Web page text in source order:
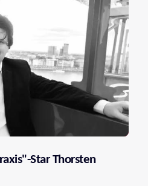
Star Thorsten